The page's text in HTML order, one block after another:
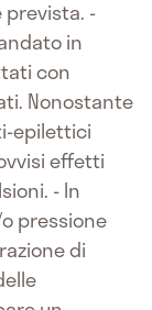
prevista. -
in
con
Nonostante
epilettici
effetti
- In
pressione
di